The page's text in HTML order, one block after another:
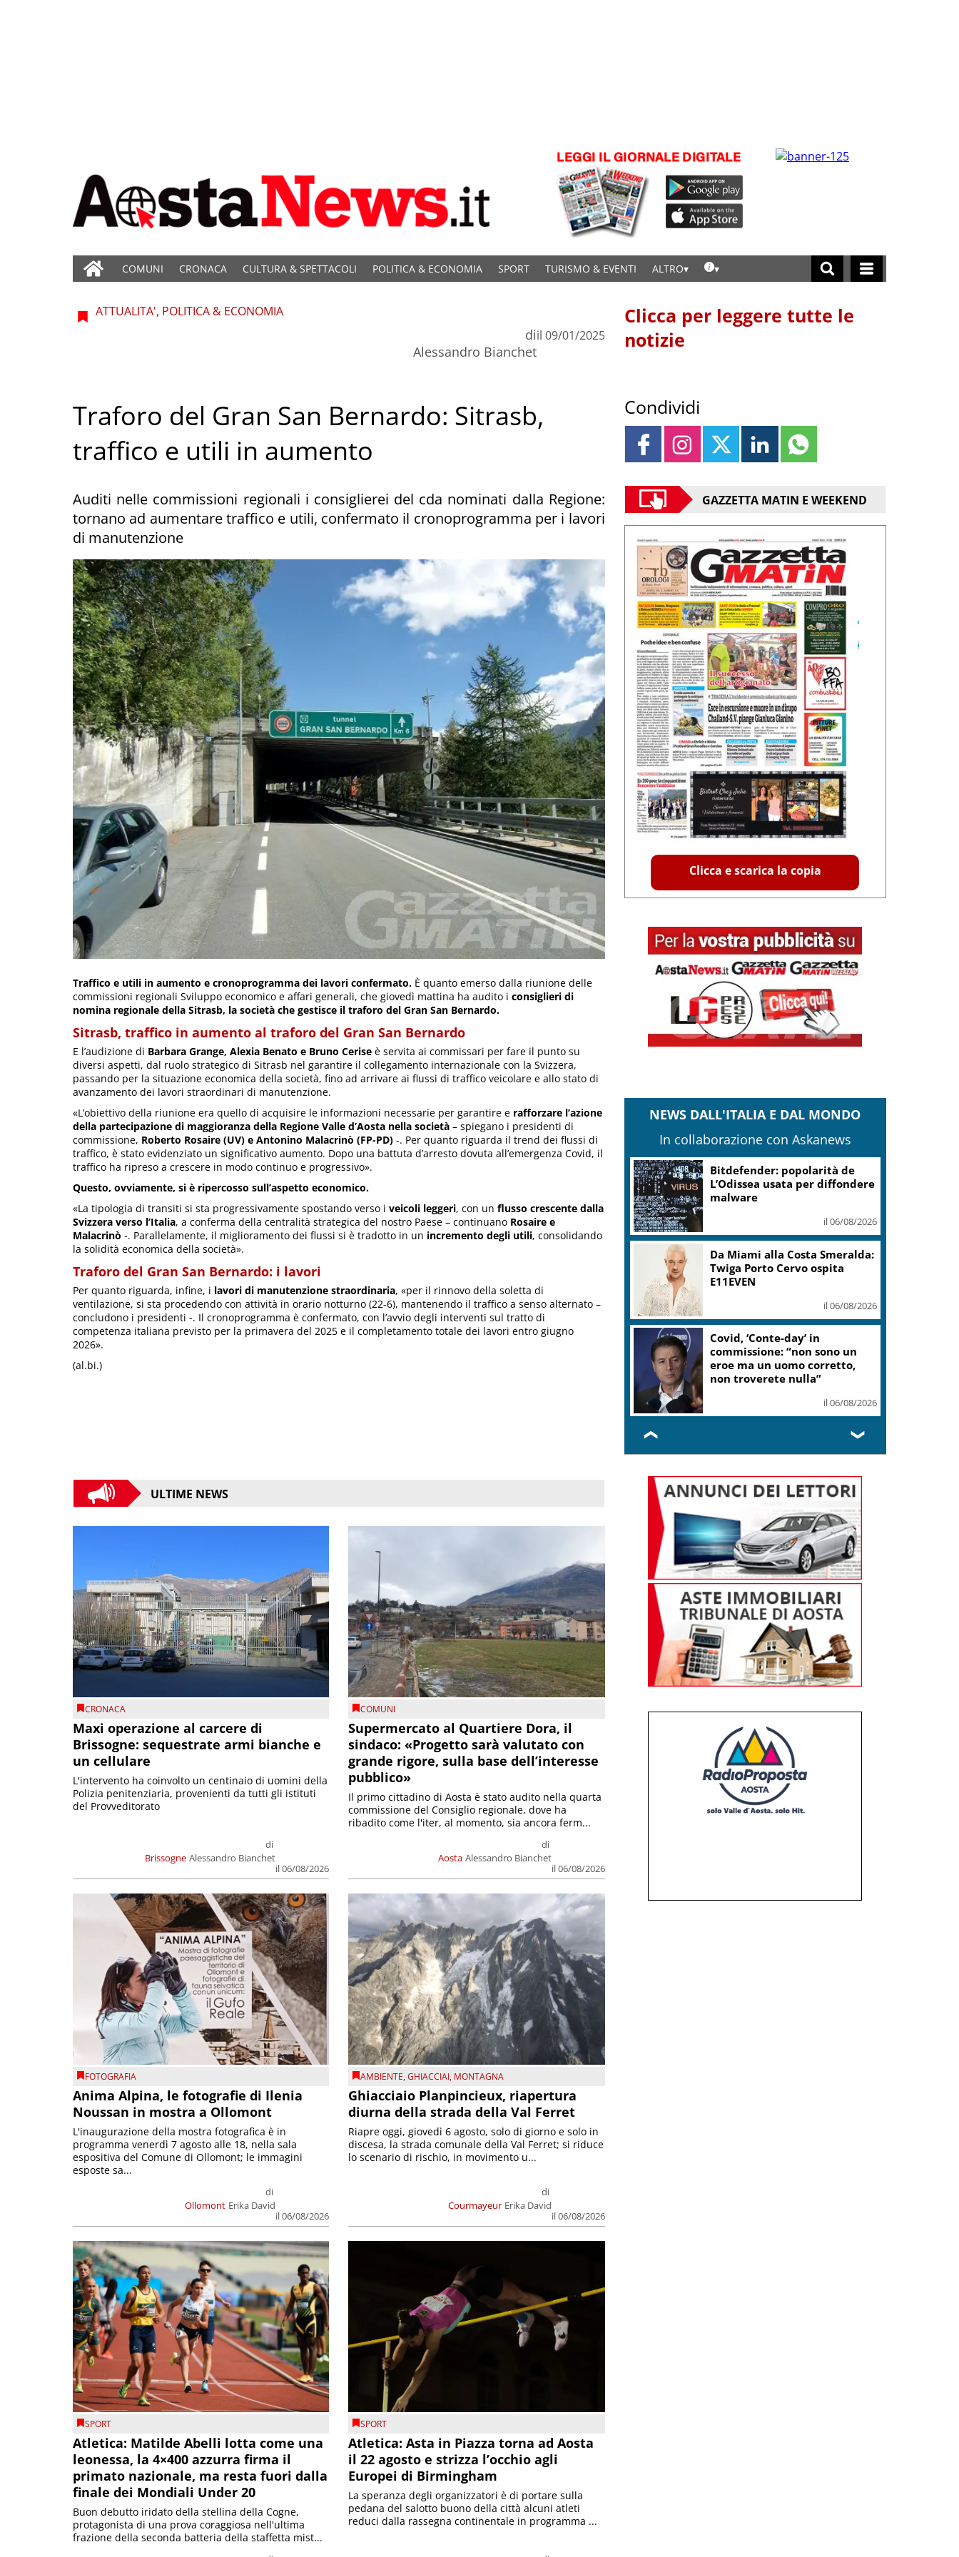
COMUNI CRONACA CULTURA & SPETTACOLI POLITICA & ECONOMIA SPORT TURISMO & EVENTI ALTRO
ATTUALITA', POLITICA & ECONOMIA
di
Alessandro Bianchet
il 09/01/2025
Traforo del Gran San Bernardo: Sitrasb,
traffico e utili in aumento
Auditi nelle commissioni regionali i consiglierei del cda nominati dalla Regione:
tornano ad aumentare traffico e utili, confermato il cronoprogramma per i lavori
di manutenzione
Traffico e utili in aumento e cronoprogramma dei lavori confermato. È quanto emerso dalla riunione delle
commissioni regionali Sviluppo economico e affari generali, che giovedì mattina ha audito i consiglieri di
nomina regionale della Sitrasb, la società che gestisce il traforo del Gran San Bernardo.
Sitrasb, traffico in aumento al traforo del Gran San Bernardo
E l’audizione di Barbara Grange, Alexia Benato e Bruno Cerise è servita ai commissari per fare il punto su
diversi aspetti, dal ruolo strategico di Sitrasb nel garantire il collegamento internazionale con la Svizzera,
passando per la situazione economica della società, fino ad arrivare ai flussi di traffico veicolare e allo stato di
avanzamento dei lavori straordinari di manutenzione.
«L’obiettivo della riunione era quello di acquisire le informazioni necessarie per garantire e rafforzare l’azione
della partecipazione di maggioranza della Regione Valle d’Aosta nella società – spiegano i presidenti di
commissione, Roberto Rosaire (UV) e Antonino Malacrinò (FP-PD) -. Per quanto riguarda il trend dei flussi di
traffico, è stato evidenziato un significativo aumento. Dopo una battuta d’arresto dovuta all’emergenza Covid, il
traffico ha ripreso a crescere in modo continuo e progressivo».
Questo, ovviamente, si è ripercosso sull’aspetto economico.
«La tipologia di transiti si sta progressivamente spostando verso i veicoli leggeri, con un flusso crescente dalla
Svizzera verso l’Italia, a conferma della centralità strategica del nostro Paese – continuano Rosaire e
Malacrinò -. Parallelamente, il miglioramento dei flussi si è tradotto in un incremento degli utili, consolidando
la solidità economica della società».
Traforo del Gran San Bernardo: i lavori
Per quanto riguarda, infine, i lavori di manutenzione straordinaria, «per il rinnovo della soletta di
ventilazione, si sta procedendo con attività in orario notturno (22-6), mantenendo il traffico a senso alternato –
concludono i presidenti -. Il cronoprogramma è confermato, con l’avvio degli interventi sul tratto di
competenza italiana previsto per la primavera del 2025 e il completamento totale dei lavori entro giugno
2026».
(al.bi.)
ULTIME NEWS
CRONACA
Maxi operazione al carcere di
Brissogne: sequestrate armi bianche e
un cellulare
Brissogne
di
Alessandro Bianchet
il 06/08/2026
L'intervento ha coinvolto un centinaio di uomini della
Polizia penitenziaria, provenienti da tutti gli istituti
del Provveditorato
COMUNI
Supermercato al Quartiere Dora, il
sindaco: «Progetto sarà valutato con
grande rigore, sulla base dell’interesse
pubblico»
Aosta
di
Alessandro Bianchet
il 06/08/2026
Il primo cittadino di Aosta è stato audito nella quarta
commissione del Consiglio regionale, dove ha
ribadito come l'iter, al momento, sia ancora ferm...
FOTOGRAFIA
Anima Alpina, le fotografie di Ilenia
Noussan in mostra a Ollomont
Ollomont
di
Erika David
il 06/08/2026
L'inaugurazione della mostra fotografica è in
programma venerdì 7 agosto alle 18, nella sala
espositiva del Comune di Ollomont; le immagini
esposte sa...
AMBIENTE,GHIACCIAI, MONTAGNA
Ghiacciaio Planpincieux, riapertura
diurna della strada della Val Ferret
Courmayeur
di
Erika David
il 06/08/2026
Riapre oggi, giovedì 6 agosto, solo di giorno e solo in
discesa, la strada comunale della Val Ferret; si riduce
lo scenario di rischio, in movimento u...
SPORT
Atletica: Matilde Abelli lotta come una
leonessa, la 4×400 azzurra firma il
primato nazionale, ma resta fuori dalla
finale dei Mondiali Under 20
Buon debutto iridato della stellina della Cogne,
protagonista di una prova coraggiosa nell'ultima
frazione della seconda batteria della staffetta mist...
SPORT
Atletica: Asta in Piazza torna ad Aosta
il 22 agosto e strizza l’occhio agli
Europei di Birmingham
La speranza degli organizzatori è di portare sulla
pedana del salotto buono della città alcuni atleti
reduci dalla rassegna continentale in programma ...
Clicca per leggere tutte le
notizie
Condividi
GAZZETTA MATIN E WEEKEND
Clicca e scarica la copia
NEWS DALL'ITALIA E DAL MONDO
In collaborazione con Askanews
Bitdefender: popolarità de
L’Odissea usata per diffondere
malware
il 06/08/2026
Da Miami alla Costa Smeralda:
Twiga Porto Cervo ospita
E11EVEN
il 06/08/2026
Covid, ‘Conte-day’ in
commissione: “non sono un
eroe ma un uomo corretto,
non troverete nulla”
il 06/08/2026
❮ ❯